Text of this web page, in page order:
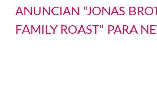
ANUNCIAN “JONAS
FAMILY ROAST” PARA